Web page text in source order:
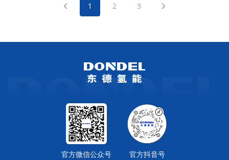
1 2 3
官方微信公众号 官方抖音号